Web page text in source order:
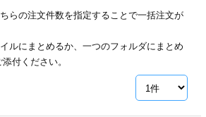
らの注文件数を指定することで一括注文が
ルにまとめるか、一つのフォルダにまとめ
付ください。